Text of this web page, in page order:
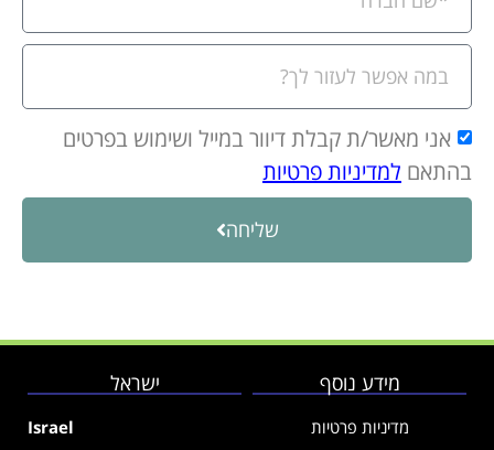
אני מאשר/ת קבלת דיוור במייל ושימוש בפרטים
בהתאם למדיניות פרטיות
שליחה
מידע נוסף
מדיניות פרטיות
ישראל
Israel